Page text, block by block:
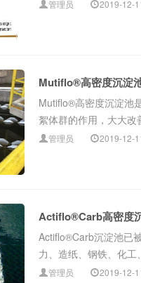
管理员 2019-12-
Mutiflo®高密度沉淀
Mutiflo®高密度沉淀池
絮体群的作用，大大
管理员 2019-12-
Actiflo®Carb高密度
Actiflo®Carb沉淀池已
力、造纸、钢铁、化
管理员 2019-12-